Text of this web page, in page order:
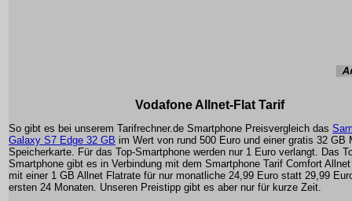
Vodafone Allnet-Flat Tarif
So gibt es bei unserem Tarifrechner.de Smartphone Preisvergleich das
Galaxy S7 Edge 32 GB im Wert von rund 500 Euro und einer gratis 32 GB
Speicherkarte. Für das Top-Smartphone werden nur 1 Euro verlangt. Das
Smartphone gibt es in Verbindung mit dem Smartphone Tarif Comfort
mit einer 1 GB Allnet Flatrate für nur monatliche 24,99 Euro statt 29,99
ersten 24 Monaten. Unseren Preistipp gibt es aber nur für kurze Zeit.